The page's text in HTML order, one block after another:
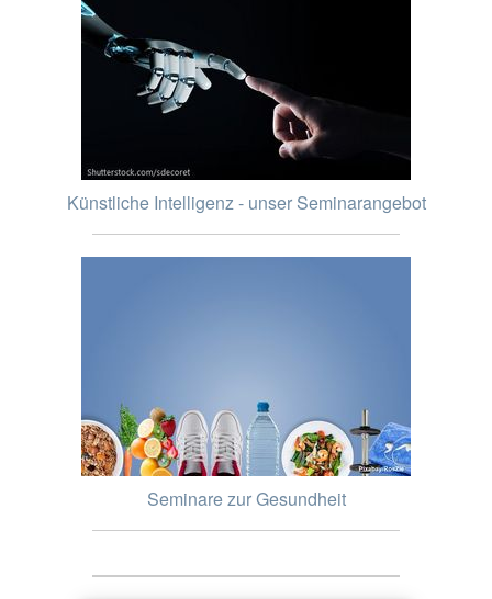
Künstliche Intelligenz - unser Seminarangebot
Seminare zur Gesundheit